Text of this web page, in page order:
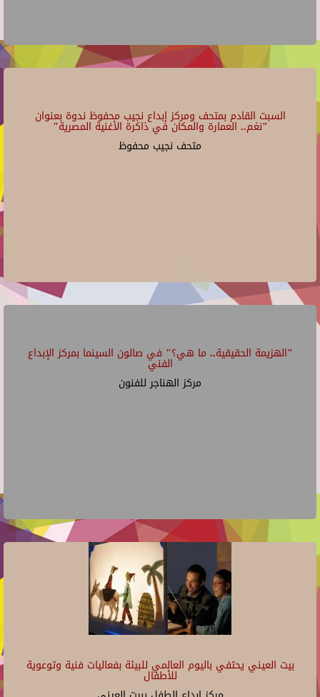
السبت القادم بمتحف ومركز إبداع نجيب محفوظ ندوة بعنوان
"نغم.. العمارة والمكان في ذاكرة الأغنية المصرية"
متحف نجيب محفوظ
"الهزيمة الحقيقية.. ما هي؟" في صالون السينما بمركز الإبداع
الفني
مركز الهناجر للفنون
بيت العيني يحتفي باليوم العالمي للبيئة بفعاليات فنية وتوعوية
للأطفال